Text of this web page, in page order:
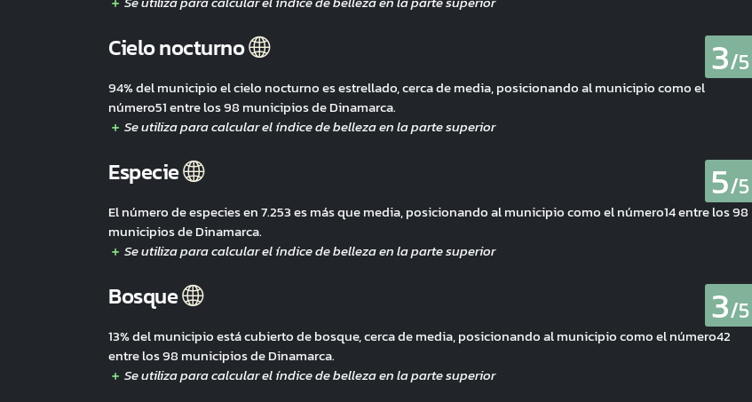
Cielo nocturno 3/5
94% del municipio el cielo nocturno es estrellado, cerca de media, posicionando al municipio como el
número51 entre los 98 municipios de Dinamarca.
Especie 5/5
El número de especies en 7.253 es más que media, posicionando al municipio como el número14 entre los 98
municipios de Dinamarca.
Bosque 3/5
13% del municipio está cubierto de bosque, cerca de media, posicionando al municipio como el número42
entre los 98 municipios de Dinamarca.